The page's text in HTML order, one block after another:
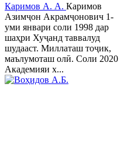
Каримов А. А. Каримов
Азимҷон Акрамҷонович 1-
уми январи соли 1998 дар
шаҳри Хуҷанд таввалуд
шудааст. Миллаташ тоҷик,
маълумоташ олӣ. Соли 2020
Академияи х...